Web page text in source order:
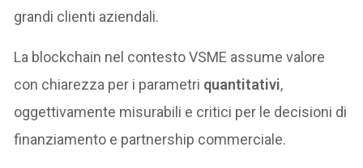
grandi clienti aziendali.
La blockchain nel contesto VSME assume valore
con chiarezza per i parametri quantitativi,
oggettivamente misurabili e critici per le decisioni di
finanziamento e partnership commerciale.